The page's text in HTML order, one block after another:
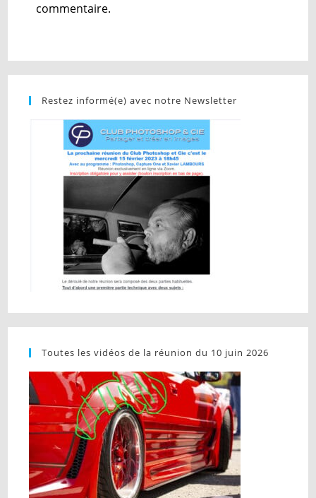
commentaire.
Restez informé(e) avec notre Newsletter
Toutes les vidéos de la réunion du 10 juin 2026